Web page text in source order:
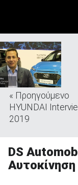
Καινούρια
ΑΝΑΖΗΤΗΣΗ
« Προηγούμενο
HYUNDAI
2019
DS